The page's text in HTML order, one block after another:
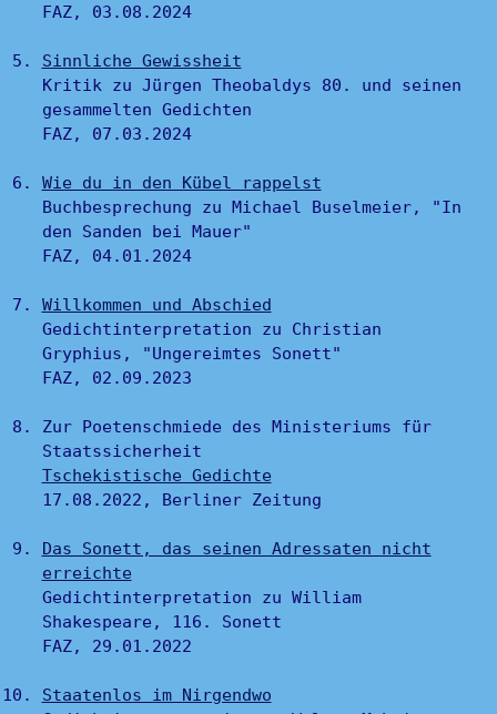
FAZ, 03.08.2024
Sinnliche Gewissheit
Kritik zu Jürgen Theobaldys 80. und seinen
gesammelten Gedichten
FAZ, 07.03.2024
Wie du in den Kübel rappelst
Buchbesprechung zu Michael Buselmeier, "In
den Sanden bei Mauer"
FAZ, 04.01.2024
Willkommen und Abschied
Gedichtinterpretation zu Christian
Gryphius, "Ungereimtes Sonett"
FAZ, 02.09.2023
Zur Poetenschmiede des Ministeriums für
Staatssicherheit
Tschekistische Gedichte
17.08.2022, Berliner Zeitung
Das Sonett, das seinen Adressaten nicht
erreichte
Gedichtinterpretation zu William
Shakespeare, 116. Sonett
FAZ, 29.01.2022
Staatenlos im Nirgendwo